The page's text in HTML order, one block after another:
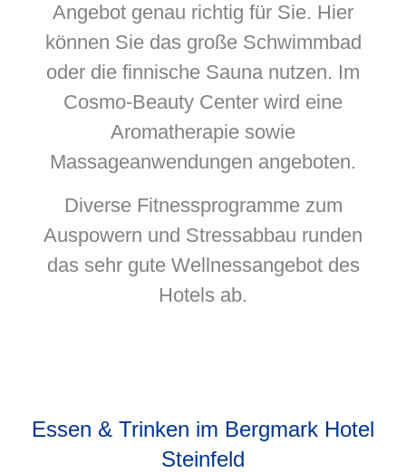
Angebot genau richtig für Sie. Hier
können Sie das große Schwimmbad
oder die finnische Sauna nutzen. Im
Cosmo-Beauty Center wird eine
Aromatherapie sowie
Massageanwendungen angeboten.
Diverse Fitnessprogramme zum
Auspowern und Stressabbau runden
das sehr gute Wellnessangebot des
Hotels ab.
Essen & Trinken im Bergmark Hotel
Steinfeld